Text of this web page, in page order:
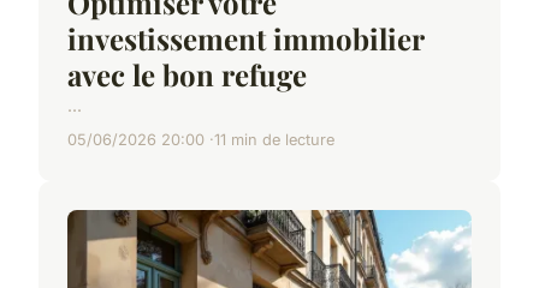
investissement immobilier
avec le bon refuge
...
05/06/2026 20:00 11 min de lecture